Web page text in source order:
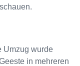
Umzug wurde
in mehreren